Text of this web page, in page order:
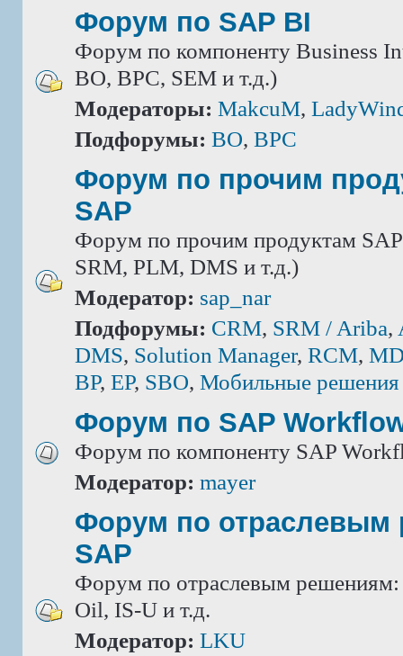
Форум по SAP BI
Форум по компоненту Business
BO, BPC, SEM и т.д.)
Модераторы: MakcuM,
Подфорумы: BO, BPC
Форум по прочим
SAP
Форум по прочим продуктам
SRM, PLM, DMS и т.д.)
Модератор: sap_nar
Подфорумы: CRM, SRM / Ariba,
DMS, Solution Manager, RCM,
BP, EP, SBO, Мобильные решения
Форум по SAP
Форум по компоненту SAP
Модератор: mayer
Форум по отраслевым
SAP
Форум по отраслевым
Oil, IS-U и т.д.
Модератор: LKU